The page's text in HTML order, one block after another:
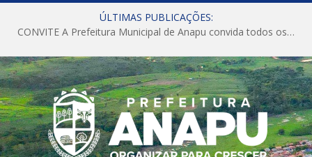
ÚLTIMAS PUBLICAÇÕES:
CONVITE A Prefeitura Municipal de Anapu convida todos os servidores públicos municipais para participarem da Audiência Pública de discussão da Lei de Diretrizes Orçamentárias (LDO), importante instrumento de planejamento das ações e investimentos da Administração Pública para o próximo exercício financeiro.